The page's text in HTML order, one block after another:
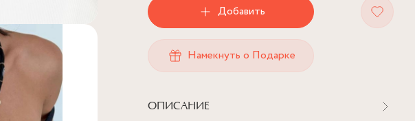
Добавить
Намекнуть о Подарке
ОПИСАНИЕ